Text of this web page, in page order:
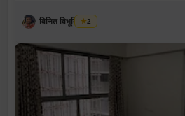
विनित विभूति भारती
2